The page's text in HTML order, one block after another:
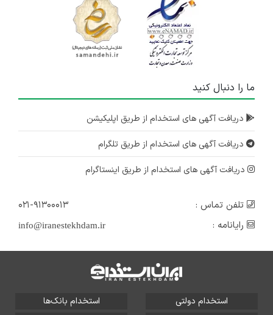
ما را دنبال کنید
دریافت آگهی های استخدام از طریق اپلیکیشن
دریافت آگهی های استخدام از طریق تلگرام
دریافت آگهی های استخدام از طریق اینستاگرام
تلفن تماس :
۰۲۱-۹۱۳۰۰۰۱۳
رایانامه :
info@iranestekhdam.ir
استخدام دولتی
استخدام بانک‌ها